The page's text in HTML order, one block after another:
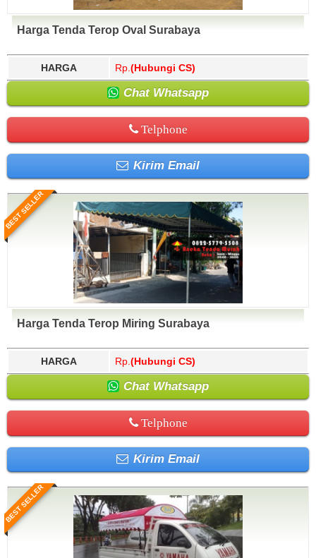
Harga Tenda Terop Oval Surabaya
HARGA Rp. (Hubungi CS)
Chat Whatsapp
Telphone
Kirim Email
BEST SELLER
Harga Tenda Terop Miring Surabaya
HARGA Rp. (Hubungi CS)
Chat Whatsapp
Telphone
Kirim Email
BEST SELLER